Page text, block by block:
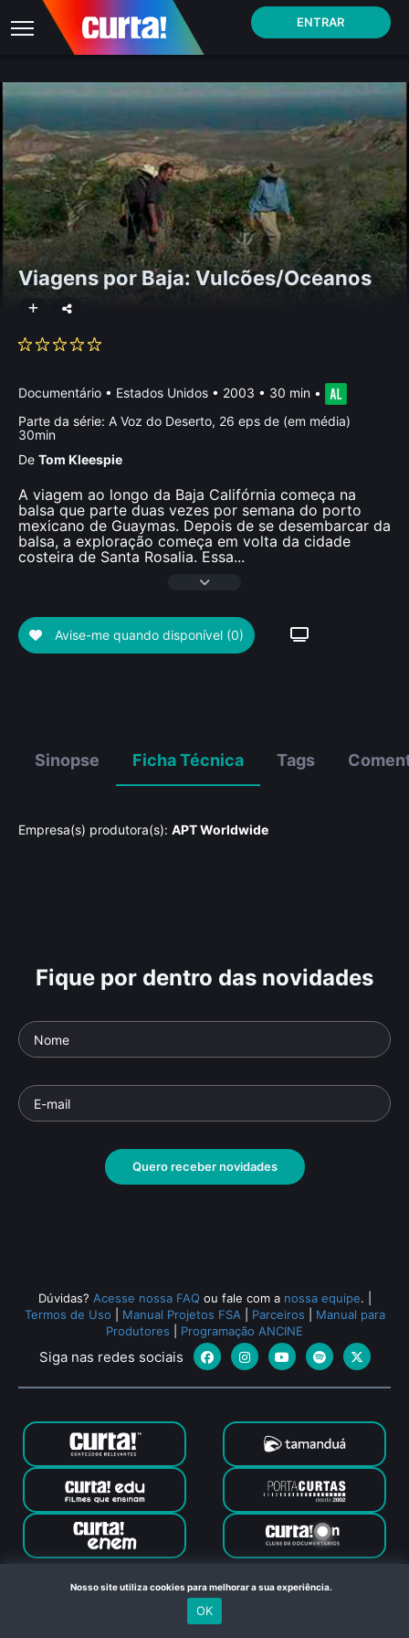
ENTRAR
Viagens por Baja: Vulcões/Oceanos
Documentário • Estados Unidos • 2003 • 30 min •
Parte da série: A Voz do Deserto, 26 eps de (em média)
30min
De Tom Kleespie
A viagem ao longo da Baja Califórnia começa na
balsa que parte duas vezes por semana do porto
mexicano de Guaymas. Depois de se desembarcar da
balsa, a exploração começa em volta da cidade
costeira de Santa Rosalia. Essa...
Avise-me quando disponível (0)
Sinopse Ficha Técnica Tags
Empresa(s) produtora(s): APT Worldwide
Fique por dentro das novidades
Quero receber novidades
Dúvidas? Acesse nossa FAQ ou fale com a nossa equipe.
Termos de Uso
Manual Projetos FSA Parceiros
Manual para
Produtores
Programação ANCINE
Siga nas redes sociais
Canal Curta © 2024. Todos os direitos reservados. Feito com
no Rio de Janeiro
Nosso site utiliza cookies para melhorar a sua experiência.
OK